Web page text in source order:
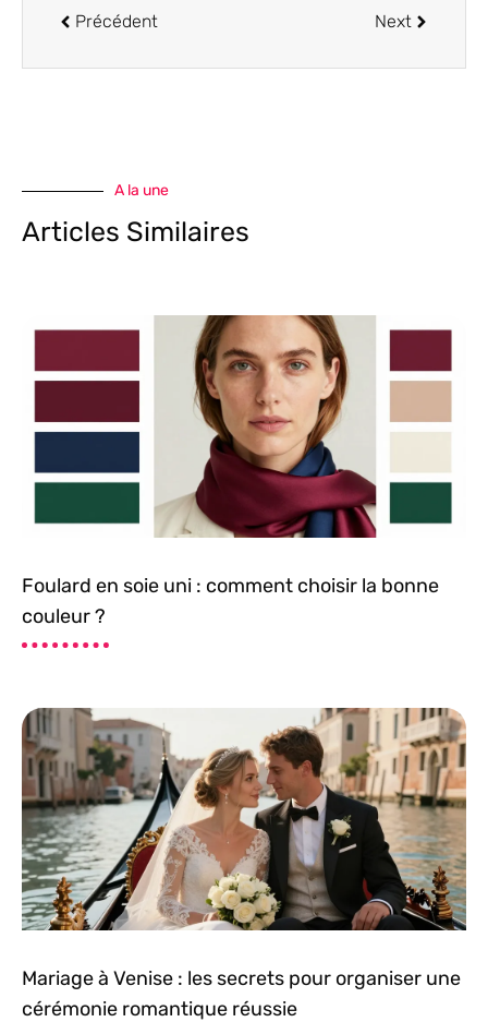
Précédent Next
A la une
Articles Similaires
Foulard en soie uni : comment choisir la bonne
couleur ?
Mariage à Venise : les secrets pour organiser une
cérémonie romantique réussie